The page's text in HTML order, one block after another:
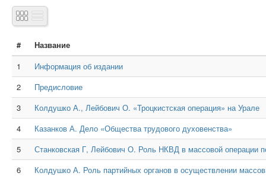
#
Название
1
Информация об издании
2
Предисловие
3
Колдушко А., Лейбович О. «Троцкистская операция» на Урале
4
Казанков А. Дело «Общества трудового духовенства»
5
Станковская Г, Лейбович О. Роль НКВД в массовой операции
6
Колдушко А. Роль партийных органов в осуществлении